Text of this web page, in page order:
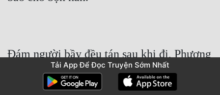
Đám người bầy đều tán sau khi đi, Phương
Viêm Nghiên đánh giá Hạ Dục khắc chữ,
mảnh khảnh ngón tay vuốt nhẹ mấy lần,
Tải App Để Đọc Truyện Sớm Nhất